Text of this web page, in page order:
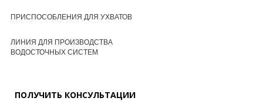
ПРИСПОСОБЛЕНИЯ ДЛЯ УХВАТОВ
ЛИНИЯ ДЛЯ ПРОИЗВОДСТВА
ВОДОСТОЧНЫХ СИСТЕМ
ПОЛУЧИТЬ КОНСУЛЬТАЦИИ